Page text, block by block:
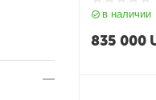
в наличии
835 000